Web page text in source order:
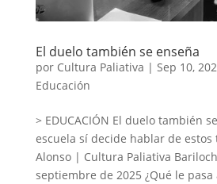
El duelo también se enseña
por Cultura Paliativa | Sep 10,
Educación
> EDUCACIÓN El duelo también
escuela sí decide hablar de estos
Alonso | Cultura Paliativa
septiembre de 2025 ¿Qué le